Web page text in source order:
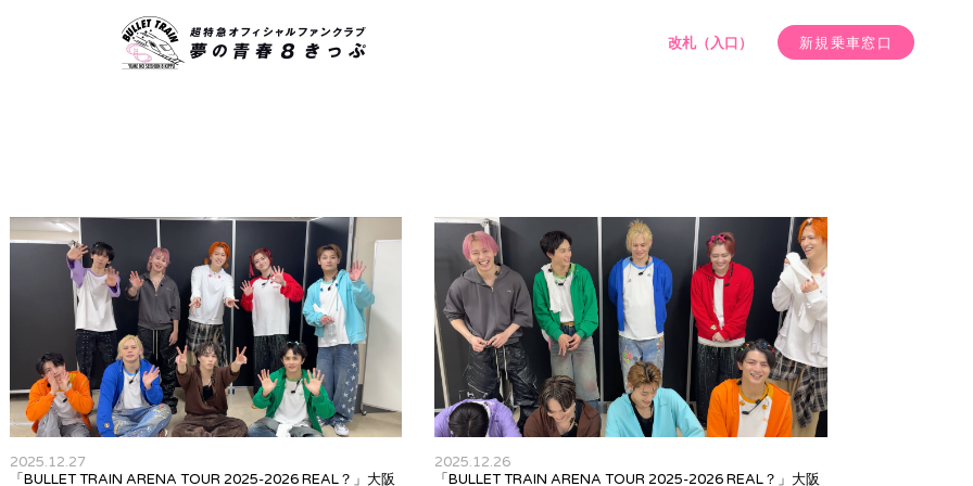
改札（入口） 新規乗車窓口
2025.12.27
「BULLET TRAIN ARENA TOUR 2025-2026 REAL？」大阪
2025.12.26
「BULLET TRAIN ARENA TOUR 2025-2026 REAL？」大阪